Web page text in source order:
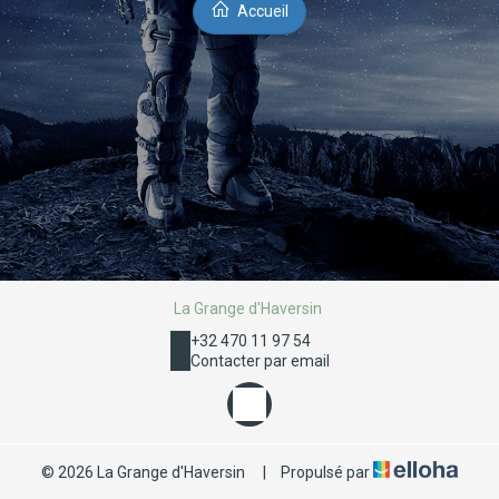
Accueil
La Grange d'Haversin
+32 470 11 97 54
Contacter par email
© 2026 La Grange d'Haversin Propulsé par